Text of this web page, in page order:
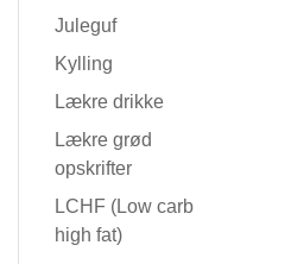
Juleguf
Kylling
Lækre drikke
Lækre grød
opskrifter
LCHF (Low carb
high fat)